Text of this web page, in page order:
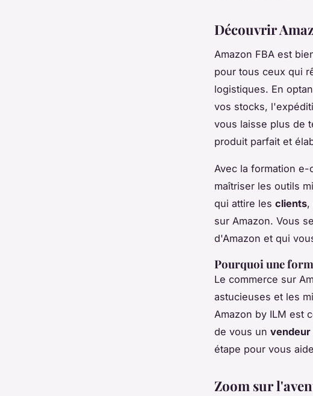
Découvrir
Amazon FBA est
pour tous ceux qui
logistiques. En
vos stocks,
vous laisse plus de
produit parfait et
Avec la formation e-
maîtriser les outils
qui attire les clients,
sur Amazon. Vous
d'Amazon et qui
Pourquoi une
Le commerce sur
astucieuses et les
Amazon by ILM est
de vous un vendeur
étape pour vous
Zoom sur